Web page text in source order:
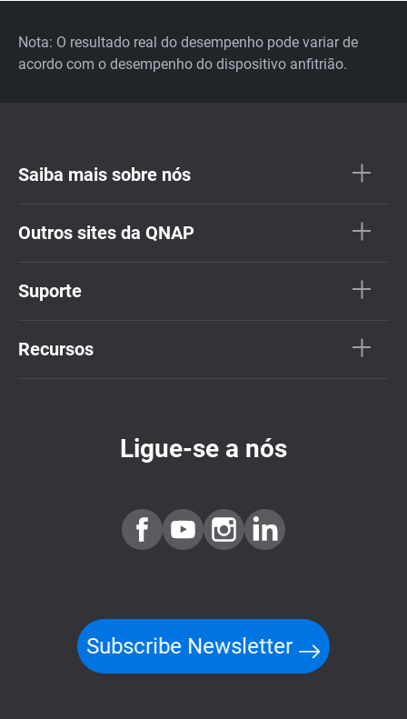
Nota: O resultado real do desempenho pode variar de
acordo com o desempenho do dispositivo anfitrião.
Saiba mais sobre nós
Outros sites da QNAP
Suporte
Recursos
Ligue-se a nós
Subscribe Newsletter